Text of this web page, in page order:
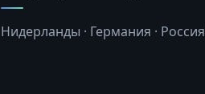
Нидерланды · Германия ·